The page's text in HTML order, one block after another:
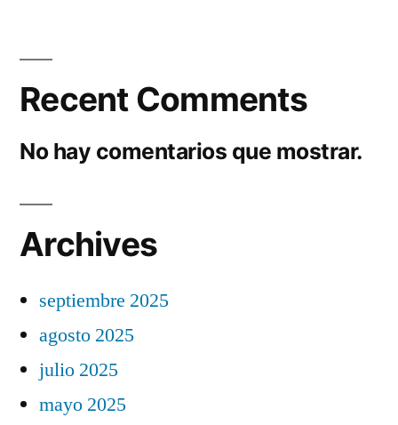
Recent Comments
No hay comentarios que mostrar.
Archives
septiembre 2025
agosto 2025
julio 2025
mayo 2025